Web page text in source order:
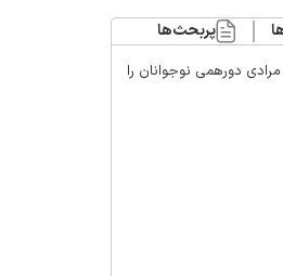
مراقب ماست/ مردم
دهن تفرقه افکنان بزنند
پربحث‌ها
دورهمی نوجوانان را